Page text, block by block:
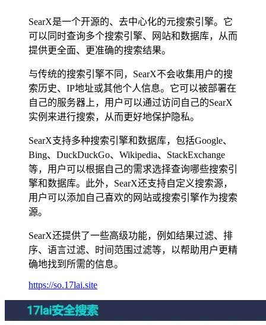
SearX是一个开源的、去中心化的元搜索引擎。它
可以同时查询多个搜索引擎、网站和数据库，从而
提供更全面、更准确的搜索结果。
与传统的搜索引擎不同，SearX不会收集用户的搜
索历史、IP地址或其他个人信息。它可以被部署在
自己的服务器上，用户可以通过访问自己的SearX
实例来进行搜索，从而更好地保护隐私。
SearX支持多种搜索引擎和数据库，包括Google、
Bing、DuckDuckGo、Wikipedia、StackExchange
等，用户可以根据自己的需求选择查询哪些搜索引
擎和数据库。此外，SearX还支持自定义搜索源，
用户可以添加自己喜欢的网站或搜索引擎作为搜索
源。
SearX还提供了一些高级功能，例如结果过滤、排
序、语言过滤、时间范围过滤等，以帮助用户更精
确地找到所需的信息。
https://so.17lai.site